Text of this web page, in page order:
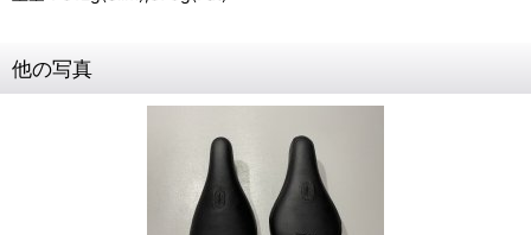
他の写真